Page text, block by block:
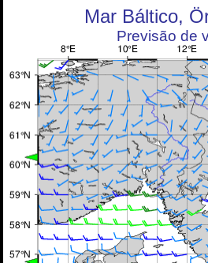
Mar Báltico,
Previsão de